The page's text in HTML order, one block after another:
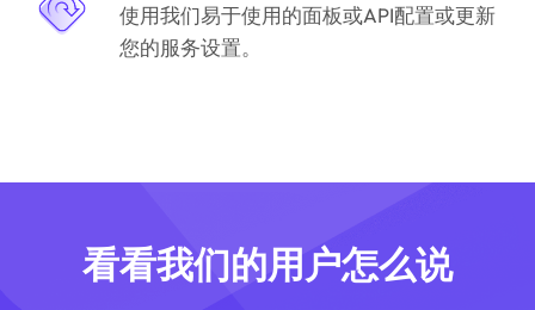
使用我们易于使用的面板或API配置或更新
您的服务设置。
看看我们的用户怎么说